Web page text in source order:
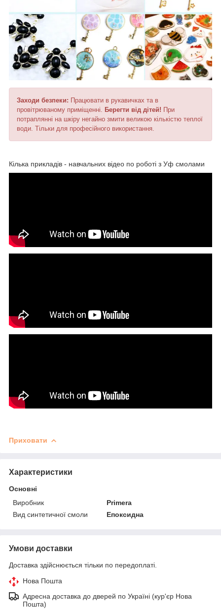
Заходи безпеки: Працювати в рукавичках та в
провітрюваному приміщенні.
Берегти від дітей! При
потраплянні на шкіру негайно змити великою кількістю теплої
води. Тільки для професійного використання.
Кілька прикладів - навчальних відео по роботі з Уф смолами
Приховати
Характеристики
Основні
Виробник
Primera
Вид синтетичної смоли
Епоксидна
Умови доставки
Доставка здійснюється тільки по передоплаті.
Нова Пошта
Адресна доставка до дверей по Україні (кур'єр Нова
Пошта)